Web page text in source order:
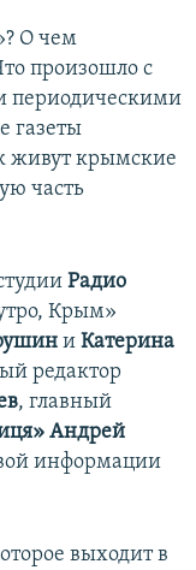
О чем
произошло с
периодическими
газеты
живут крымские
часть
Радио
Крым»
и Катерина
редактор
, главный
Андрей
информации
выходит в